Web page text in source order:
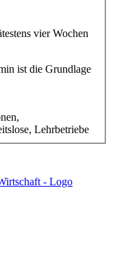
vier Wochen
ist die Grundlage
Lehrbetriebe